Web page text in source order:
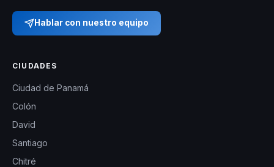
Hablar con nuestro equipo
CIUDADES
Ciudad de Panamá
Colón
David
Santiago
Chitré